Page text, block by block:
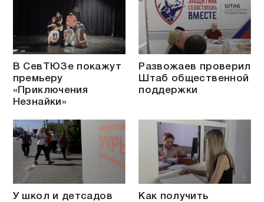
В СевТЮЗе покажут
премьеру
«Приключения
Незнайки»
Развожаев проверил
Штаб общественной
поддержки
У школ и детсадов
Как получить